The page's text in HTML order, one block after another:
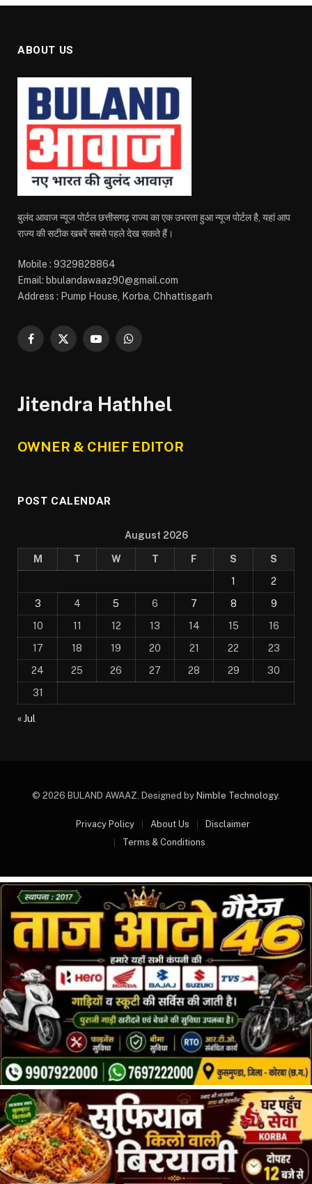
ABOUT US
बुलंद आवाज न्यूज पोर्टल छत्तीसगढ़ राज्य का एक उभरता हुआ न्यूज पोर्टल है, यहां आप
राज्य की सटीक खबरें सबसे पहले देख सकते हैं।
Mobile : 9329828864
Email: bbulandawaaz90@gmail.com
Address : Pump House, Korba, Chhattisgarh
Facebook
X
YouTubeWhatsApp
Jitendra Hathhel
OWNER & CHIEF EDITOR
POST CALENDAR
August 2026
M T W T F S
S
1
2
3
4 5 6 7 8
9
10
11 12 13 14 15
16
17
18 19 20 21 22
23
24
25 26 27 28 29
30
31
« Jul
© 2026 BULAND AWAAZ. Designed by Nimble Technology.
Privacy Policy About Us
Disclaimer
Terms & Conditions